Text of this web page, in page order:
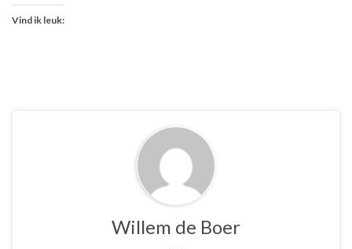
Vind ik leuk:
Willem de Boer